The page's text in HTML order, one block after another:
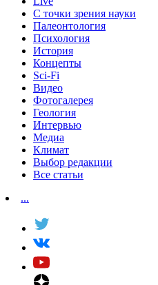
С точки зрения науки
Палеонтология
Психология
История
Концепты
Sci-Fi
Видео
Фотогалерея
Геология
Интервью
Медиа
Климат
Выбор редакции
Все статьи
...